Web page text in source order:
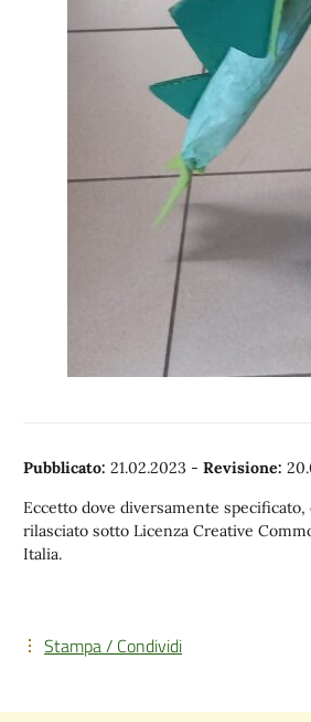
Pubblicato: 21.02.2023 - Revisione:
Eccetto dove diversamente
rilasciato sotto Licenza Creative
Italia.
Stampa / Condividi